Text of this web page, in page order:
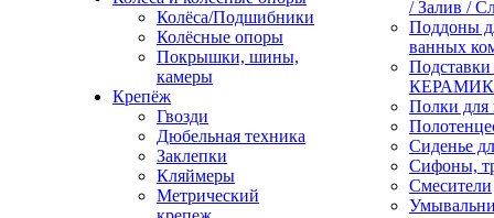
Колёса/Подшибники
Колёсные опоры
Покрышки, шины,
камеры
Крепёж
Гвозди
Дюбельная техника
Заклепки
Кляймеры
Метрический
/ Залив /
Поддоны
ванных
Полки для
Сиденье
Сифоны,
Смесители